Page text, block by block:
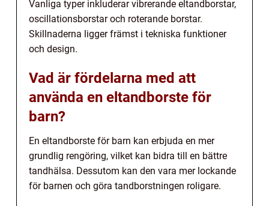
Vanliga typer inkluderar vibrerande eltandborstar,
oscillationsborstar och roterande borstar.
Skillnaderna ligger främst i tekniska funktioner
och design.
Vad är fördelarna med att
använda en eltandborste för
barn?
En eltandborste för barn kan erbjuda en mer
grundlig rengöring, vilket kan bidra till en bättre
tandhälsa. Dessutom kan den vara mer lockande
för barnen och göra tandborstningen roligare.